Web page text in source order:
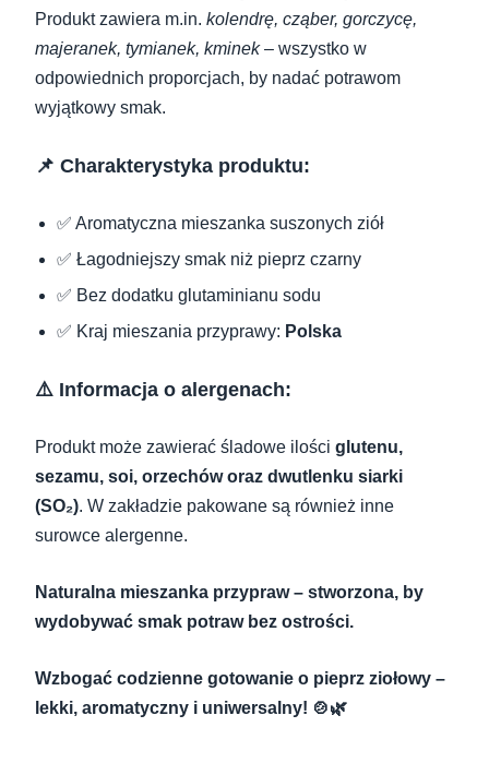
Produkt zawiera m.in. kolendrę, cząber, gorczycę,
majeranek, tymianek, kminek– wszystko w
odpowiednich proporcjach, by nadać potrawom
wyjątkowy smak.
📌 Charakterystyka produktu:
✅ Aromatyczna mieszanka suszonych ziół
✅ Łagodniejszy smak niż pieprz czarny
✅ Bez dodatku glutaminianu sodu
✅ Kraj mieszania przyprawy: Polska
⚠️ Informacja o alergenach:
Produkt może zawierać śladowe ilości glutenu,
sezamu, soi, orzechów oraz dwutlenku siarki
(SO₂). W zakładzie pakowane są również inne
surowce alergenne.
Naturalna mieszanka przypraw – stworzona, by
wydobywać smak potraw bez ostrości.
Wzbogać codzienne gotowanie o pieprz ziołowy –
lekki, aromatyczny i uniwersalny! 🍲🌿